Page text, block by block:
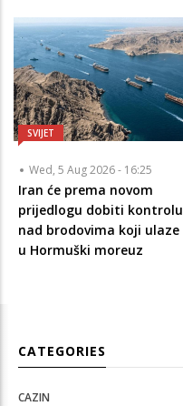
SVIJET
Wed, 5 Aug 2026 - 16:25
Iran će prema novom
prijedlogu dobiti kontrolu
nad brodovima koji ulaze
u Hormuški moreuz
CATEGORIES
CAZIN